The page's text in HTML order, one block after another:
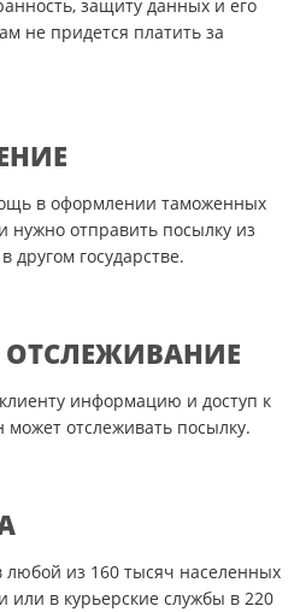
защиту данных и его
не придется платить за
в оформлении таможенных
нужно отправить посылку из
другом государстве.
информацию и доступ к
может отслеживать посылку.
любой из 160 тысяч населенных
или в курьерские службы в 220